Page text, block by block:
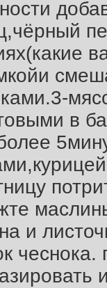
в
и